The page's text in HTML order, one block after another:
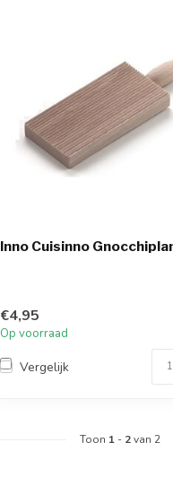
Inno Cuisinno
€4,95
Op voorraad
Vergelijk
Toon 1 - 2van 2